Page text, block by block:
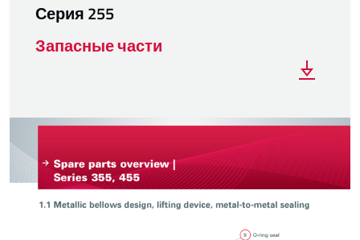
Серия 255
Запасные части